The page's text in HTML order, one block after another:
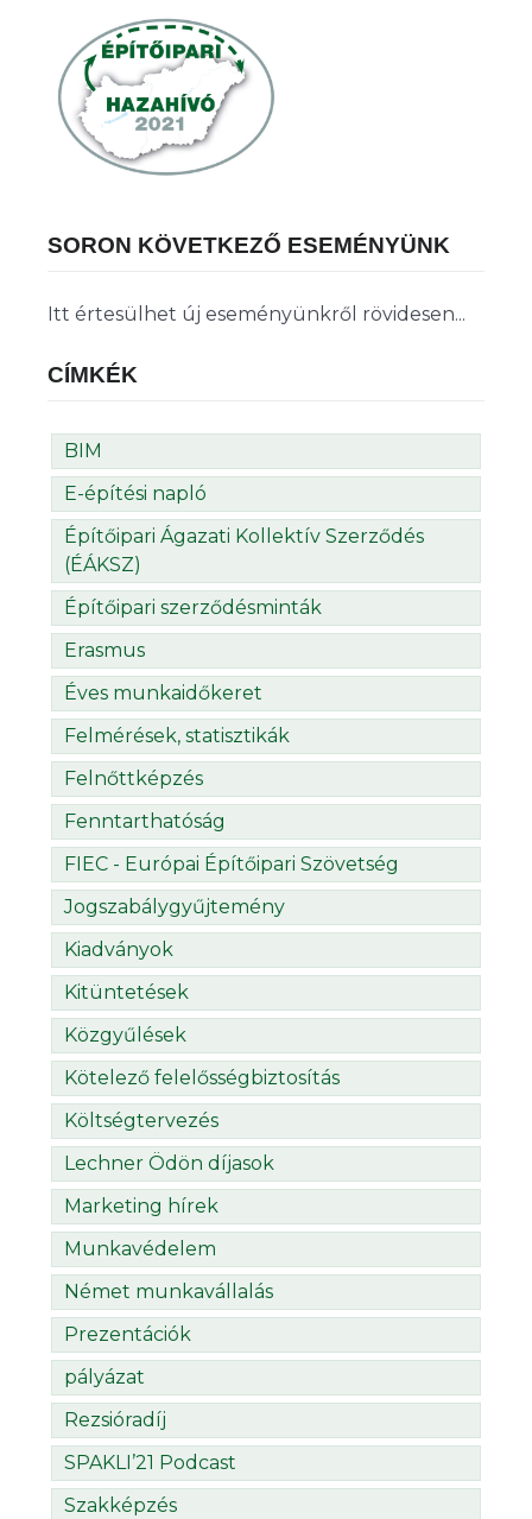
SORON KÖVETKEZŐ ESEMÉNYÜNK
Itt értesülhet új eseményünkről rövidesen...
CÍMKÉK
BIM
E-építési napló
Építőipari Ágazati Kollektív Szerződés
(ÉÁKSZ)
Építőipari szerződésminták
Erasmus
Éves munkaidőkeret
Felmérések, statisztikák
Felnőttképzés
Fenntarthatóság
FIEC - Európai Építőipari Szövetség
Jogszabálygyűjtemény
Kiadványok
Kitüntetések
Közgyűlések
Kötelező felelősségbiztosítás
Költségtervezés
Lechner Ödön díjasok
Marketing hírek
Munkavédelem
Német munkavállalás
Prezentációk
pályázat
Rezsióradíj
SPAKLI’21 Podcast
Szakképzés